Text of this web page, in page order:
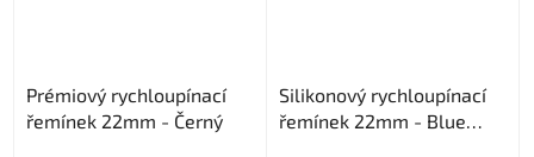
Prémiový rychloupínací
řemínek 22mm - Černý
Silikonový rychloupínací
řemínek 22mm - Blue